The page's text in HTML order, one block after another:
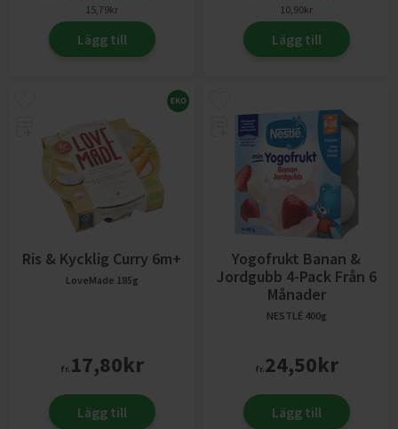
15,79kr
Lägg till
10,90kr
Lägg till
Ris & Kycklig Curry 6m+
LoveMade 185g
fr. 17,80kr
Lägg till
Yogofrukt Banan &
Jordgubb 4-Pack Från 6
Månader
NESTLÉ 400g
fr.24,50kr
Lägg till